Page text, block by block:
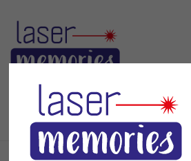
Toggle
navigation
Menü
Sie sind hier: Geschenke Mama